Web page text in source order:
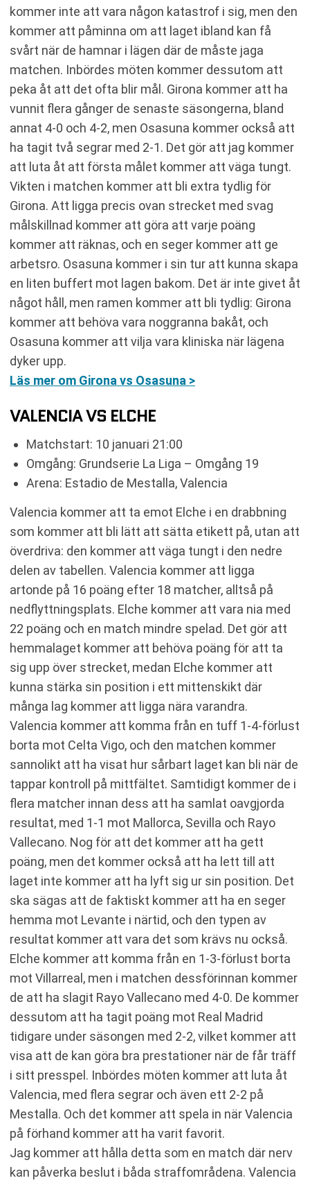
kommer inte att vara någon katastrof i sig, men den
kommer att påminna om att laget ibland kan få
svårt när de hamnar i lägen där de måste jaga
matchen. Inbördes möten kommer dessutom att
peka åt att det ofta blir mål. Girona kommer att ha
vunnit flera gånger de senaste säsongerna, bland
annat 4-0 och 4-2, men Osasuna kommer också att
ha tagit två segrar med 2-1. Det gör att jag kommer
att luta åt att första målet kommer att väga tungt.
Vikten i matchen kommer att bli extra tydlig för
Girona. Att ligga precis ovan strecket med svag
målskillnad kommer att göra att varje poäng
kommer att räknas, och en seger kommer att ge
arbetsro. Osasuna kommer i sin tur att kunna skapa
en liten buffert mot lagen bakom. Det är inte givet åt
något håll, men ramen kommer att bli tydlig: Girona
kommer att behöva vara noggranna bakåt, och
Osasuna kommer att vilja vara kliniska när lägena
dyker upp.
Läs mer om Girona vs Osasuna >
VALENCIA VS ELCHE
Matchstart: 10 januari 21:00
Omgång: Grundserie La Liga – Omgång 19
Arena: Estadio de Mestalla, Valencia
Valencia kommer att ta emot Elche i en drabbning
som kommer att bli lätt att sätta etikett på, utan att
överdriva: den kommer att väga tungt i den nedre
delen av tabellen. Valencia kommer att ligga
artonde på 16 poäng efter 18 matcher, alltså på
nedflyttningsplats. Elche kommer att vara nia med
22 poäng och en match mindre spelad. Det gör att
hemmalaget kommer att behöva poäng för att ta
sig upp över strecket, medan Elche kommer att
kunna stärka sin position i ett mittenskikt där
många lag kommer att ligga nära varandra.
Valencia kommer att komma från en tuff 1-4-förlust
borta mot Celta Vigo, och den matchen kommer
sannolikt att ha visat hur sårbart laget kan bli när de
tappar kontroll på mittfältet. Samtidigt kommer de i
flera matcher innan dess att ha samlat oavgjorda
resultat, med 1-1 mot Mallorca, Sevilla och Rayo
Vallecano. Nog för att det kommer att ha gett
poäng, men det kommer också att ha lett till att
laget inte kommer att ha lyft sig ur sin position. Det
ska sägas att de faktiskt kommer att ha en seger
hemma mot Levante i närtid, och den typen av
resultat kommer att vara det som krävs nu också.
Elche kommer att komma från en 1-3-förlust borta
mot Villarreal, men i matchen dessförinnan kommer
de att ha slagit Rayo Vallecano med 4-0. De kommer
dessutom att ha tagit poäng mot Real Madrid
tidigare under säsongen med 2-2, vilket kommer att
visa att de kan göra bra prestationer när de får träff
i sitt presspel. Inbördes möten kommer att luta åt
Valencia, med flera segrar och även ett 2-2 på
Mestalla. Och det kommer att spela in när Valencia
på förhand kommer att ha varit favorit.
Jag kommer att hålla detta som en match där nerv
kan påverka beslut i båda straffområdena. Valencia